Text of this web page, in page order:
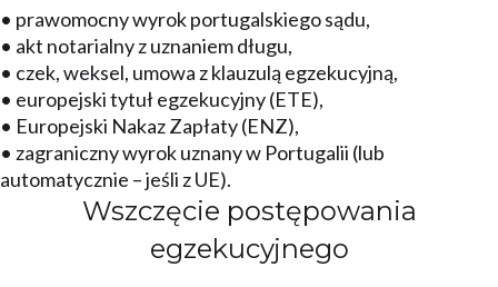
• prawomocny wyrok portugalskiego sądu,
• akt notarialny z uznaniem długu,
• czek, weksel, umowa z klauzulą egzekucyjną,
• europejski tytuł egzekucyjny (ETE),
• Europejski Nakaz Zapłaty (ENZ),
• zagraniczny wyrok uznany w Portugalii (lub
automatycznie – jeśli z UE).
Wszczęcie postępowania
egzekucyjnego